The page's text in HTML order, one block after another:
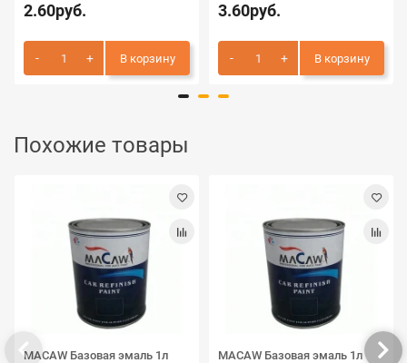
2.60руб.
В корзину
3.60руб.
В корзину
Похожие товары
MACAW Базовая эмаль 1л
MACAW Базовая эмаль 1л